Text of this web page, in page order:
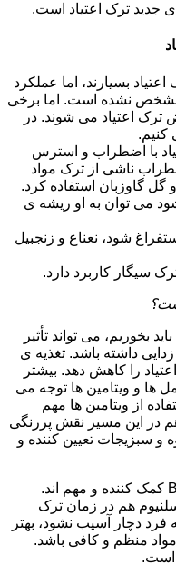
جدید ترک اعتیاد است.
بسیارند، اما عملکرد
مشخص نشده است. اما برخی
ترک اعتیاد می شوند. در
کنیم.
با اضطراب و استرس
ناشی از ترک مواد
گاوزبان استفاده کرد.
می توان به او ریشه ی
شود، نعناع و زنجبیل
سیگار کاربرد دارد.
بخوریم، می تواند تأثیر
داشته باشد. تغذیه ی
را کاهش دهد. بیشتر
ها و ویتامین ها توجه می
از ویتامین ها مهم
در این مسیر نقش پررنگی
و سبزیجات تعیین کننده و
از میان ویتامین ها، ویتامین های گروه B کمک کننده و مهم اند.
هم در زمان ترک
فرد دچار آسیب نشود، بهتر
منظم و کافی باشد.
است.